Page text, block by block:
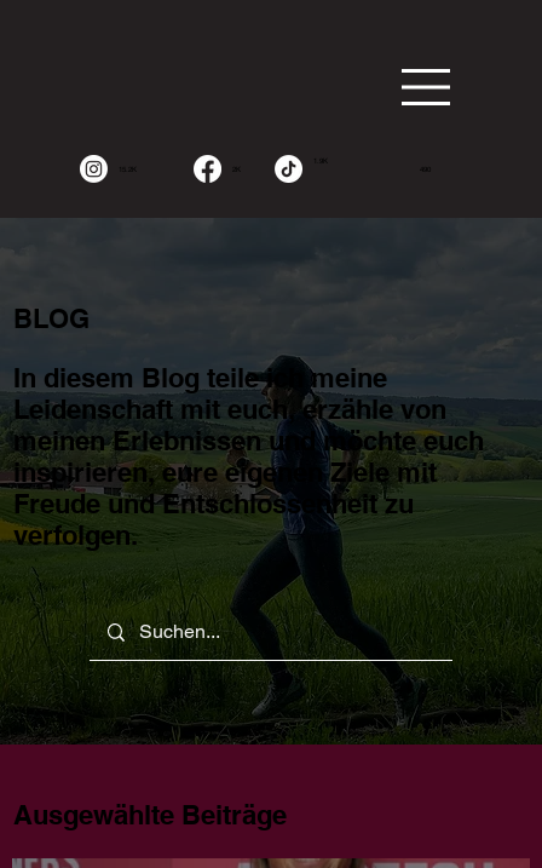
15.2K 2K
1.9K
490
BLOG
In diesem Blog teile ich meine
Leidenschaft mit euch, erzähle von
meinen Erlebnissen und möchte euch
inspirieren, eure eigenen Ziele mit
Freude und Entschlossenheit zu
verfolgen.
Ausgewählte Beiträge